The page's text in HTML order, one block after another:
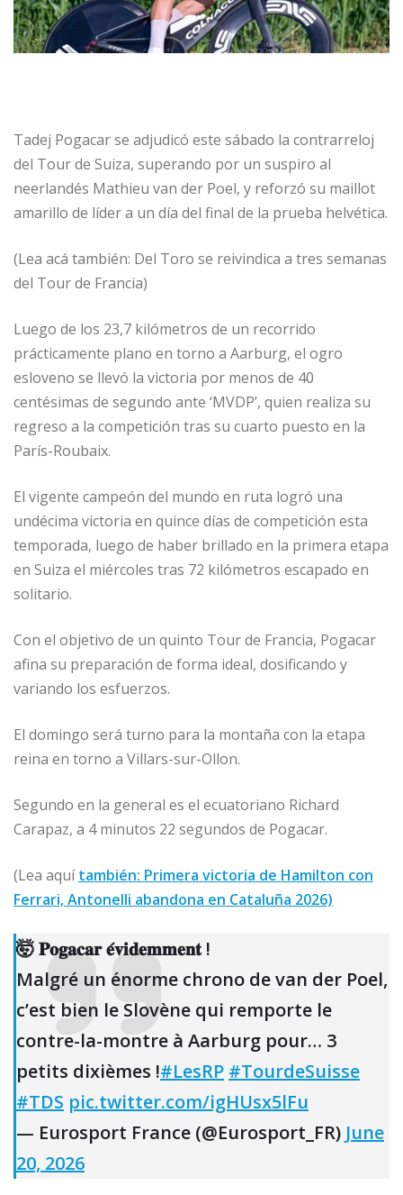
Tadej Pogacar se adjudicó este sábado la contrarreloj
del Tour de Suiza, superando por un suspiro al
neerlandés Mathieu van der Poel, y reforzó su maillot
amarillo de líder a un día del final de la prueba helvética.
(Lea acá también: Del Toro se reivindica a tres semanas
del Tour de Francia)
Luego de los 23,7 kilómetros de un recorrido
prácticamente plano en torno a Aarburg, el ogro
esloveno se llevó la victoria por menos de 40
centésimas de segundo ante ‘MVDP’, quien realiza su
regreso a la competición tras su cuarto puesto en la
París-Roubaix.
El vigente campeón del mundo en ruta logró una
undécima victoria en quince días de competición esta
temporada, luego de haber brillado en la primera etapa
en Suiza el miércoles tras 72 kilómetros escapado en
solitario.
Con el objetivo de un quinto Tour de Francia, Pogacar
afina su preparación de forma ideal, dosificando y
variando los esfuerzos.
El domingo será turno para la montaña con la etapa
reina en torno a Villars-sur-Ollon.
Segundo en la general es el ecuatoriano Richard
Carapaz, a 4 minutos 22 segundos de Pogacar.
(Lea aquítambién: Primera victoria de Hamilton con
Ferrari, Antonelli abandona en Cataluña 2026)
🤯 𝐏𝐨𝐠𝐚𝐜𝐚𝐫 𝐞́𝐯𝐢𝐝𝐞𝐦𝐦𝐞𝐧𝐭 !
Malgré un énorme chrono de van der Poel,
c’est bien le Slovène qui remporte le
contre-la-montre à Aarburg pour… 3
petits dixièmes !#LesRP #TourdeSuisse
#TDS pic.twitter.com/igHUsx5lFu
— Eurosport France (@Eurosport_FR) June
20, 2026